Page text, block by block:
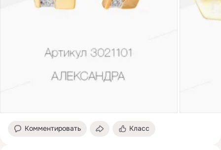
Комментировать Класс